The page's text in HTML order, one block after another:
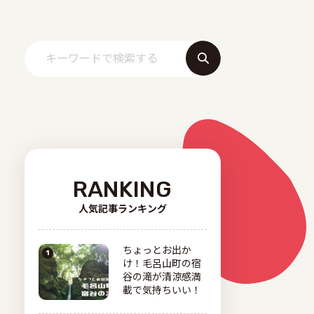
RANKING
人気記事ランキング
ちょっとお出か
け！毛呂山町の宿
谷の滝が清涼感満
載で気持ちいい！